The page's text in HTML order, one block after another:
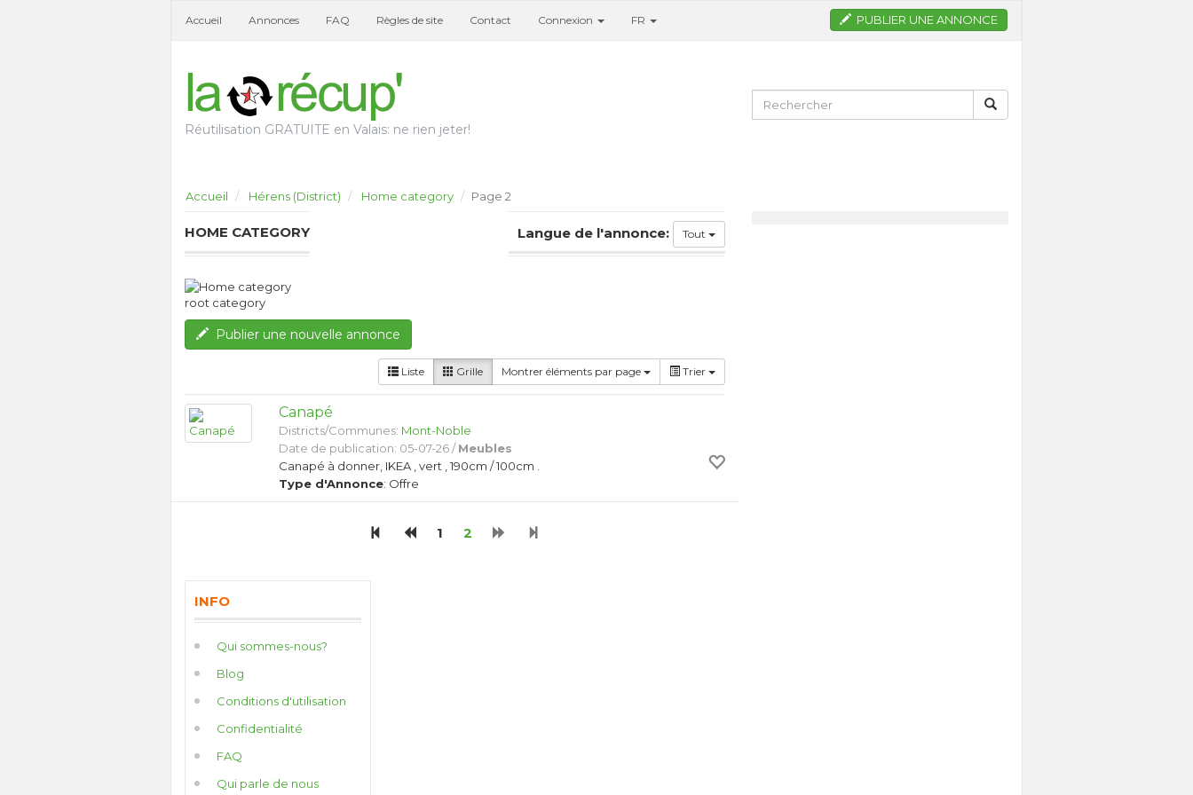
Accueil Annonces FAQ Règles de site Contact Connexion FR PUBLIER UNE ANNONCE
Réutilisation GRATUITE en Valais: ne rien jeter!
Accueil Hérens (District) Home category Page 2
HOME CATEGORY Langue de l'annonce: Tout
root category
Publier une nouvelle annonce
Liste Grille Montrer éléments par page Trier
Canapé
Districts/Communes: Mont-Noble
Date de publication: 05-07-26 /Meubles
Canapé à donner, IKEA , vert , 190cm / 100cm .
Type d'Annonce: Offre
1 2
INFO
Qui sommes-nous?
Blog
Conditions d'utilisation
Confidentialité
FAQ
Qui parle de nous